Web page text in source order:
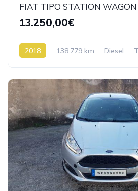
FIAT TIPO STATION WAGON
13.250,00€
2018 138.779 km Diesel